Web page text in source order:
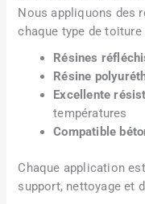
Nous appliquons des
chaque type de toiture
Résines
Résine
Excellente
températures
Compatible
Chaque application
support, nettoyage et